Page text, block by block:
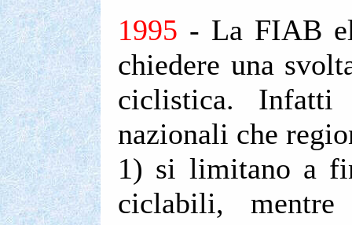
1995 - La FIAB
chiedere una
ciclistica. Infatti
nazionali che
1) si limitano a
ciclabili,